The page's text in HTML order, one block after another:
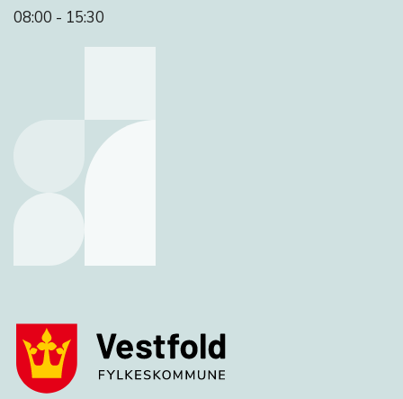
08:00 - 15:30